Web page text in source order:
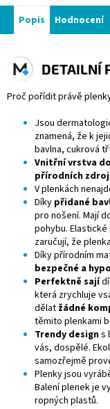
Popis Hodnocení
DETAILNÍ
Proč pořídit právě
Jsou
znamená, že k
bavlna, cukrová
Vnitřní vrstva
přírodních
V plenkách
Díky přidané
pro nošení. Mají
pohybu.
zaručují, že
Díky přírodním
bezpečné a
Perfektně sají
která zrychluje
dělat žádné
těmito plenkami
Trendy designs
vás, dospělé.
samozřejmě
Plenky jsou
Balení plenek je
ropných plastů.